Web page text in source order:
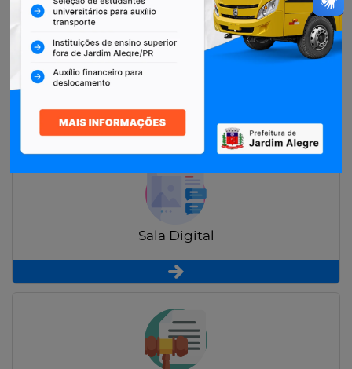
Restituição de Contribuintes
Sala Digital